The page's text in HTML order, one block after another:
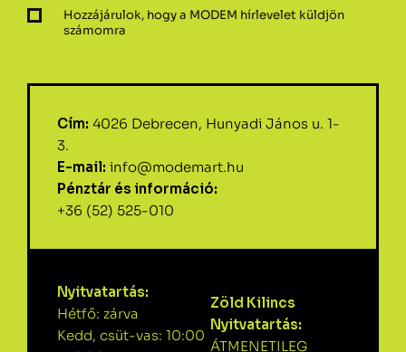
Hozzájárulok, hogy a MODEM hírlevelet küldjön
számomra
Cím: 4026 Debrecen, Hunyadi János u. 1-
3.
E-mail: info@modemart.hu
Pénztár és információ:
+36 (52) 525-010
Nyitvatartás:
Hétfő: zárva
Kedd, csüt-vas: 10:00
Zöld Kilincs
Nyitvatartás:
ÁTMENETILEG